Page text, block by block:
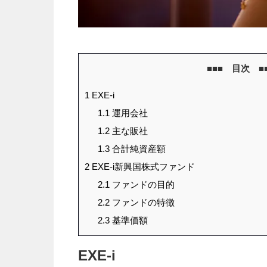
■■■ 目次
1 EXE-i
1.1 運用会社
1.2 主な販社
1.3 合計純資産額
2EXE-i新興国株式ファンド
2.1 ファンドの目的
2.2 ファンドの特徴
2.3 基準価額
EXE-i